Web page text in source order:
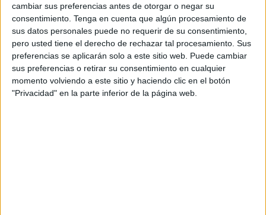
cambiar sus preferencias antes de otorgar o negar su
consentimiento. Tenga en cuenta que algún procesamiento de
sus datos personales puede no requerir de su consentimiento,
pero usted tiene el derecho de rechazar tal procesamiento. Sus
preferencias se aplicarán solo a este sitio web. Puede cambiar
sus preferencias o retirar su consentimiento en cualquier
momento volviendo a este sitio y haciendo clic en el botón
"Privacidad" en la parte inferior de la página web.
De acuerdo con la información ofrecida por la institución
educativa, esta actividad a la que se hace mención forma
parte de laasignatura de Inteligencia Artificial I, cursada
específicamente por los alumnos de 1º de Bachillerato.